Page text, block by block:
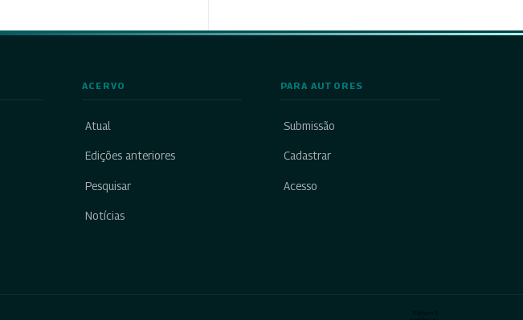
ACERVO
Atual
Edições anteriores
Pesquisar
Notícias
PARA AUTORES
Submissão
Cadastrar
Acesso